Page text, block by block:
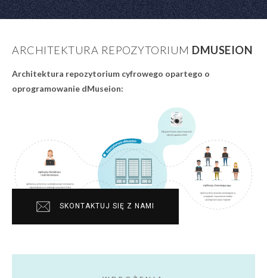
ARCHITEKTURA REPOZYTORIUM DMUSEION
Architektura repozytorium cyfrowego opartego o
oprogramowanie dMuseion:
SKONTAKTUJ SIĘ Z NAMI